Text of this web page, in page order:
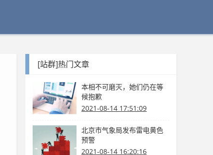
[站群]热门文章
本相不可磨灭，她们仍在等
候抱歉
2021-08-14 17:51:09
北京市气象局发布雷电黄色
预警
2021-08-14 16:20:16